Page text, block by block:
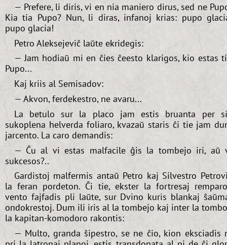
— Prefere, li diris, vi en nia maniero dirus, sed ne
Kia tia Pupo? Nun, li diras, infanoj krias: pupo
pupo glacia!
Petro Aleksejeviĉ laŭte ekridegis:
— Jam hodiaŭ mi en ĉies ĉeesto klarigos, kio estas
Pupo...
Kaj kriis al Semisadov:
— Akvon, ferdekestro, ne avaru...
La betulo sur la placo jam estis bruanta per
sukoplena helverda foliaro, kvazaŭ staris ĉi tie jam
jarcento. La caro demandis:
— Ĉu al vi estas malfacile ĝis la tombejo iri, aŭ
sukcesos?..
Gardistoj malfermis antaŭ Petro kaj Silvestro
la feran pordeton. Ĉi tie, ekster la fortresaj
vento fajfadis pli laŭte, sur Dvino kuris blankaj
ondokrestoj. Dum ili iris al la tombejo kaj inter la
la kapitan-komodoro rakontis:
— Multo, granda ŝipestro, se ne ĉio, kion eksciadis